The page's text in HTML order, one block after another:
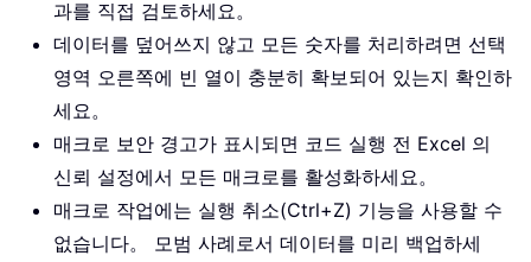
과를 직접 검토하세요。
데이터를 덮어쓰지 않고 모든 숫자를 처리하려면 선택
영역 오른쪽에 빈 열이 충분히 확보되어 있는지 확인하
세요。
매크로 보안 경고가 표시되면 코드 실행 전 Excel 의
신뢰 설정에서 모든 매크로를 활성화하세요。
매크로 작업에는 실행 취소(Ctrl+Z) 기능을 사용할 수
없습니다。 모범 사례로서 데이터를 미리 백업하세